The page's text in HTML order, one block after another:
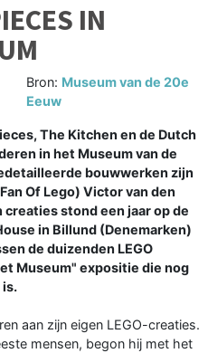
IN
Bron: Museum van de 20e
Eeuw
The Kitchen en de Dutch
in het Museum van de
bouwwerken zijn
Of Lego) Victor van den
creaties stond een jaar op de
in Billund (Denemarken)
de duizenden LEGO
Museum" expositie die nog
is.
aan zijn eigen LEGO-creaties.
mensen, begon hij met het